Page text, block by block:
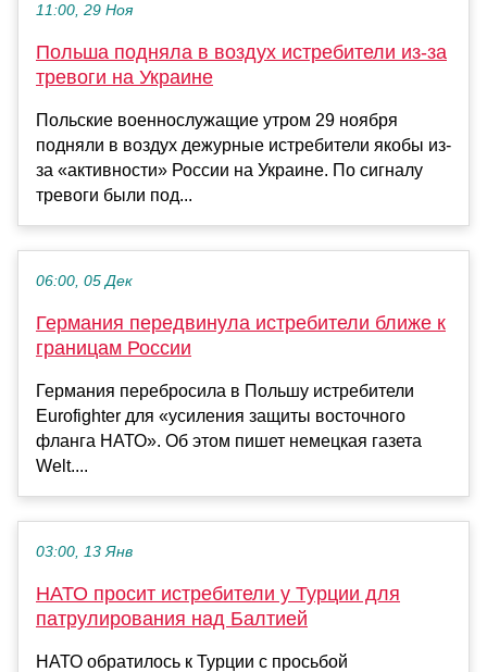
11:00, 29 Ноя
Польша подняла в воздух истребители из-за
тревоги на Украине
Польские военнослужащие утром 29 ноября
подняли в воздух дежурные истребители якобы из-
за «активности» России на Украине. По сигналу
тревоги были под...
06:00, 05 Дек
Германия передвинула истребители ближе к
границам России
Германия перебросила в Польшу истребители
Eurofighter для «усиления защиты восточного
фланга НАТО». Об этом пишет немецкая газета
Welt....
03:00, 13 Янв
НАТО просит истребители у Турции для
патрулирования над Балтией
НАТО обратилось к Турции с просьбой